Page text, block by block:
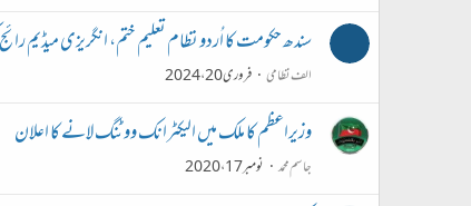
سندھ حکومت کا اُردو نظام تعلیم ختم، انگریزی میڈیم رائج
الف نظامی فروری 20، 2024
وزیراعظم کا ملک میں الیکٹرانک ووٹنگ لانے کا اعلان
جاسم محمد نومبر 17، 2020